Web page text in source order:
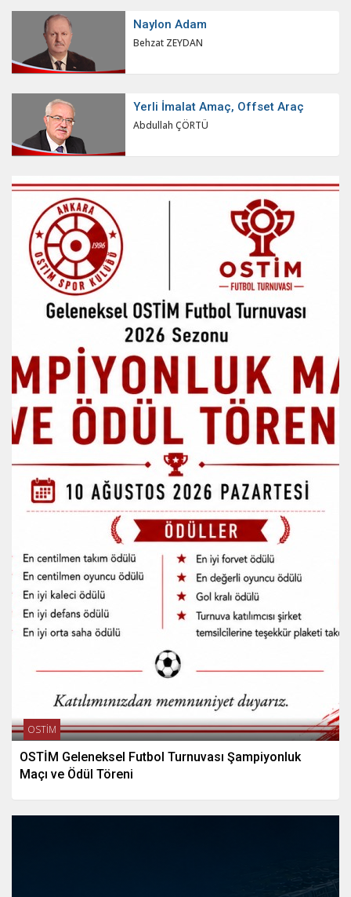
Naylon Adam
Behzat ZEYDAN
Yerli İmalat Amaç, Offset Araç
Abdullah ÇÖRTÜ
OSTİM
OSTİM Geleneksel Futbol Turnuvası Şampiyonluk
Maçı ve Ödül Töreni